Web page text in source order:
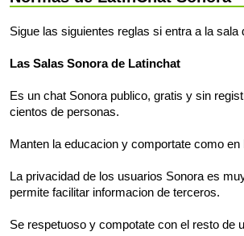
Sigue las siguientes reglas si entra a la sala
Las Salas Sonora de Latinchat
Es un chat Sonora publico, gratis y sin
cientos de personas.
Manten la educacion y comportate como en
La privacidad de los usuarios Sonora es
permite facilitar informacion de terceros.
Se respetuoso y compotate con el resto de